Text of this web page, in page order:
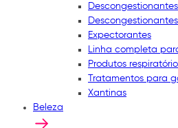
Expectorantes
Linha completa
Produtos
Tratamentos para
Xantinas
Beleza